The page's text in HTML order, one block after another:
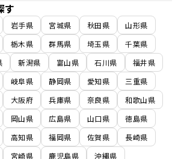
す
岩手県 宮城県 秋田県
山形県
栃木県 群馬県 埼玉県
千葉県
新潟県 富山県 石川県
福井県
岐阜県 静岡県 愛知県
三重県
大阪府 兵庫県 奈良県
和歌山県
岡山県 広島県 山口県
徳島県
高知県 福岡県 佐賀県
長崎県
宮崎県 鹿児島県
沖縄県